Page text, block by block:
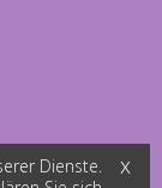
Dienste.